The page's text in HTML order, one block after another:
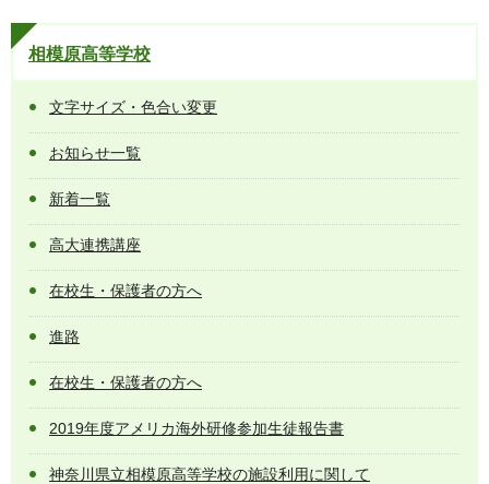
相模原高等学校
文字サイズ・色合い変更
お知らせ一覧
新着一覧
高大連携講座
在校生・保護者の方へ
進路
在校生・保護者の方へ
2019年度アメリカ海外研修参加生徒報告書
神奈川県立相模原高等学校の施設利用に関して